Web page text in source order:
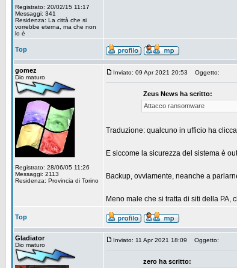
Registrato: 20/02/15 11:17
Messaggi: 341
Residenza: La città che si
vorrebbe eterna, ma che non
lo è
Top
gomez
Dio maturo
Registrato: 28/06/05 11:26
Messaggi: 2113
Residenza: Provincia di Torino
Inviato: 09 Apr 2021 20:53 Oggetto:
Zeus News ha scritto:
Attacco ransomware
Traduzione: qualcuno in ufficio ha
E siccome la sicurezza del sistema è
Backup, ovviamente, neanche a
Meno male che si tratta di siti della PA,
Top
Gladiator
Dio maturo
Inviato: 11 Apr 2021 18:09 Oggetto:
zero ha scritto: